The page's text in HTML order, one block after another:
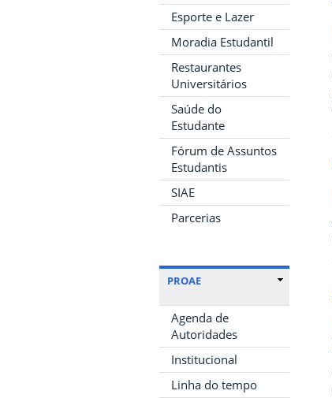
Esporte e Lazer
Moradia Estudantil
Restaurantes
Universitários
Saúde do
Estudante
Fórum de Assuntos
Estudantis
SIAE
Parcerias
PROAE
Agenda de
Autoridades
Institucional
Linha do tempo